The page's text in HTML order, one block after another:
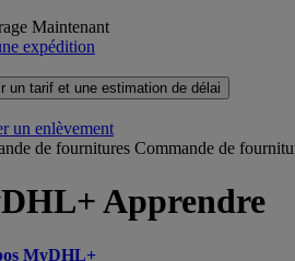
Maintenant
expédition
un tarif et une estimation de délai
un enlèvement
de fournitures Commande de
Apprendre
MyDHL+